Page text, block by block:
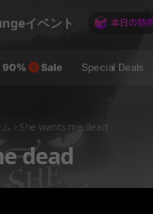
イベント
Special Deals
She wants me dead
dead